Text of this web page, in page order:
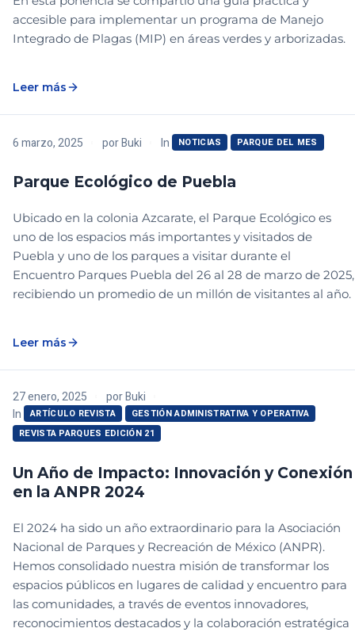
accesible para implementar un programa de Manejo
Integrado de Plagas (MIP) en áreas verdes y arborizadas.
Leer más
6 marzo, 2025 porBuki In NOTICIAS PARQUE DEL MES
Parque Ecológico de Puebla
Ubicado en la colonia Azcarate, el Parque Ecológico es
uno de los espacios más importantes y visitados de
Puebla y uno de los parques a visitar durante el
Encuentro Parques Puebla del 26 al 28 de marzo de 2025,
recibiendo un promedio de un millón de visitantes al año.
Leer más
27 enero, 2025 porBuki
In
ARTÍCULO REVISTA
GESTIÓN ADMINISTRATIVA Y OPERATIVA
REVISTA PARQUES EDICIÓN 21
Un Año de Impacto: Innovación y Conexión
en la ANPR 2024
El 2024 ha sido un año extraordinario para la Asociación
Nacional de Parques y Recreación de México (ANPR).
Hemos consolidado nuestra misión de transformar los
espacios públicos en lugares de calidad y encuentro para
las comunidades, a través de eventos innovadores,
reconocimientos destacados y la colaboración estratégica